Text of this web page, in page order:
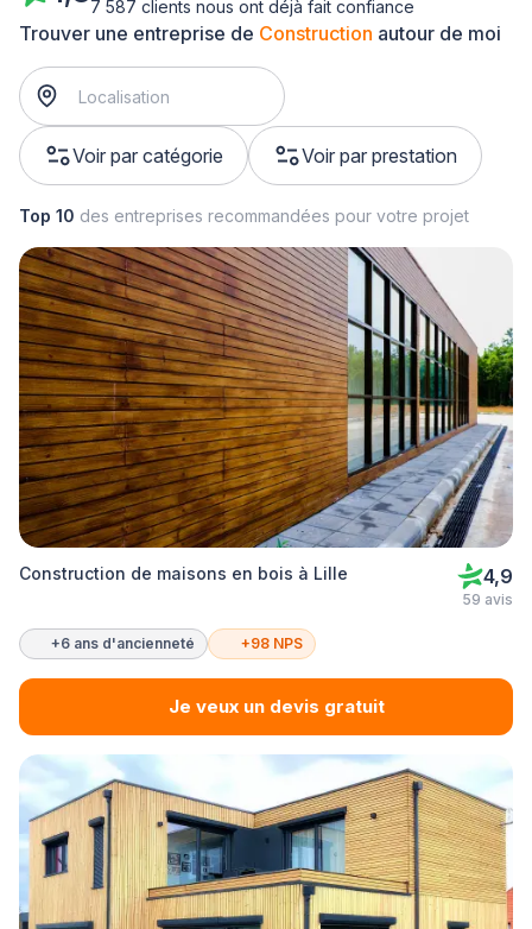
Trouver une entreprise de Construction autour de moi
Voir par catégorie Voir par prestation
7 587 clients nous ont déjà fait confiance
Top 10 des entreprises recommandées pour votre projet
Construction de maisons en bois à Lille 4,9
59 avis
+6 ans d'ancienneté +98 NPS
Je veux un devis gratuit